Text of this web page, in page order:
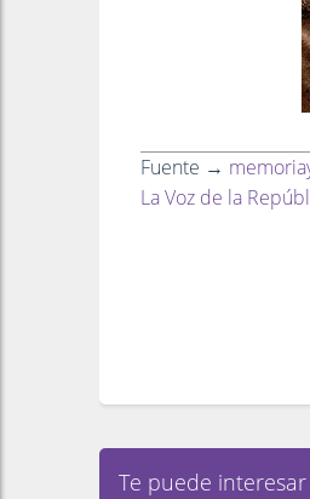
Fuente →
La Voz de la
Te puede interesar